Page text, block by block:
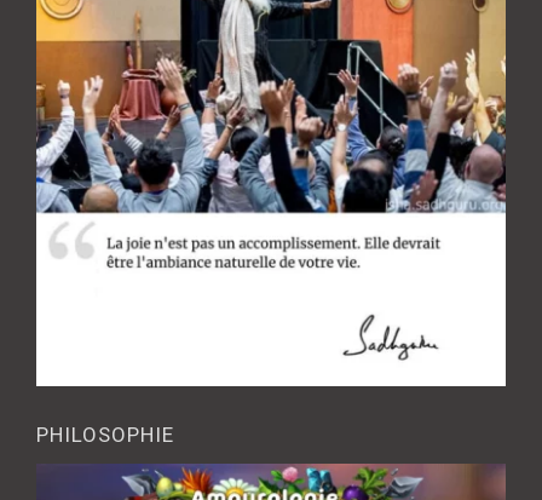
PHILOSOPHIE